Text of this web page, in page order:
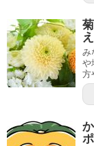
み
や
方